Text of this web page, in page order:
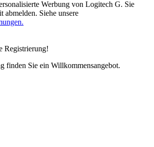
Werbung von Logitech G. Sie
abmelden. Siehe unsere
Registrierung!
finden Sie ein Willkommensangebot.